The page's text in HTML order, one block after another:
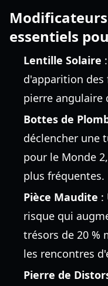
essentiels
Lentille Solaire
d'apparition des
pierre angulaire
Bottes de
déclencher une
pour le Monde
plus fréquentes.
Pièce Maudite :
risque qui
trésors de 20 %
les rencontres
Pierre de